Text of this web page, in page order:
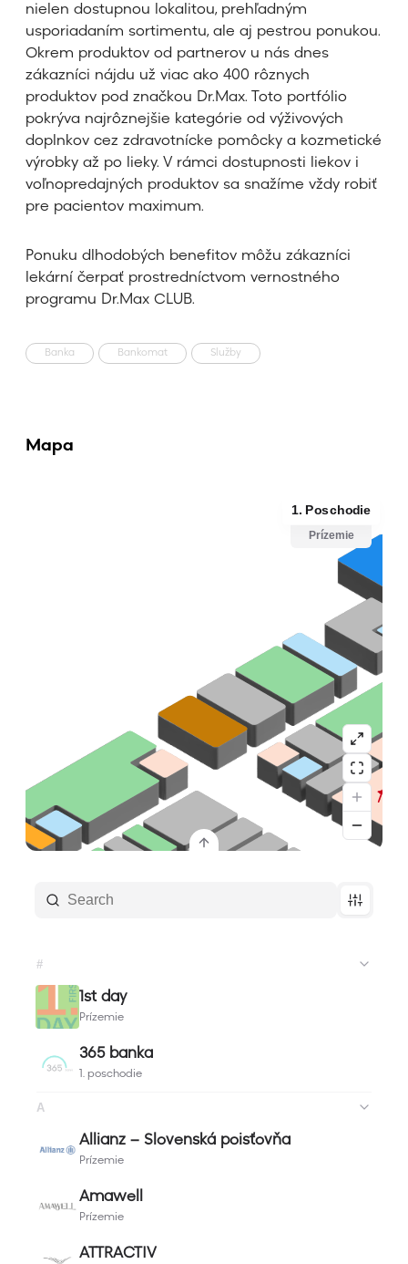
nielen dostupnou lokalitou, prehľadným
usporiadaním sortimentu, ale aj pestrou ponukou.
Okrem produktov od partnerov u nás dnes
zákazníci nájdu už viac ako 400 rôznych
produktov pod značkou Dr.Max. Toto portfólio
pokrýva najrôznejšie kategórie od výživových
doplnkov cez zdravotnícke pomôcky a kozmetické
výrobky až po lieky. V rámci dostupnosti liekov i
voľnopredajných produktov sa snažíme vždy robiť
pre pacientov maximum.
Ponuku dlhodobých benefitov môžu zákazníci
lekární čerpať prostredníctvom vernostného
programu Dr.Max CLUB.
Banka Bankomat Služby
Mapa